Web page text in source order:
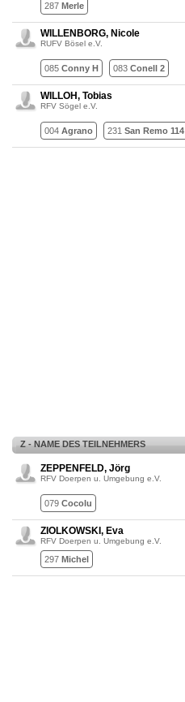
287 Merle
WILLENBORG, Nicole
RUFV Bösel e.V.
085 Conny H 083 Conell 2
WILLOH, Tobias
RFV Sögel e.V.
004 Agrano 231 San Remo 114
Z - NAME DES TEILNEHMERS
ZEPPENFELD, Jörg
RFV Doerpen u. Umgebung e.V.
079 Cocolu
ZIOLKOWSKI, Eva
RFV Doerpen u. Umgebung e.V.
297 Michel